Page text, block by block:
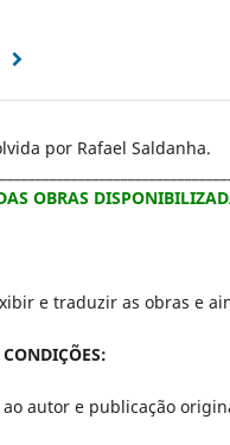
por Rafael Saldanha.
OBRAS
e traduzir as obras e
autor e publicação